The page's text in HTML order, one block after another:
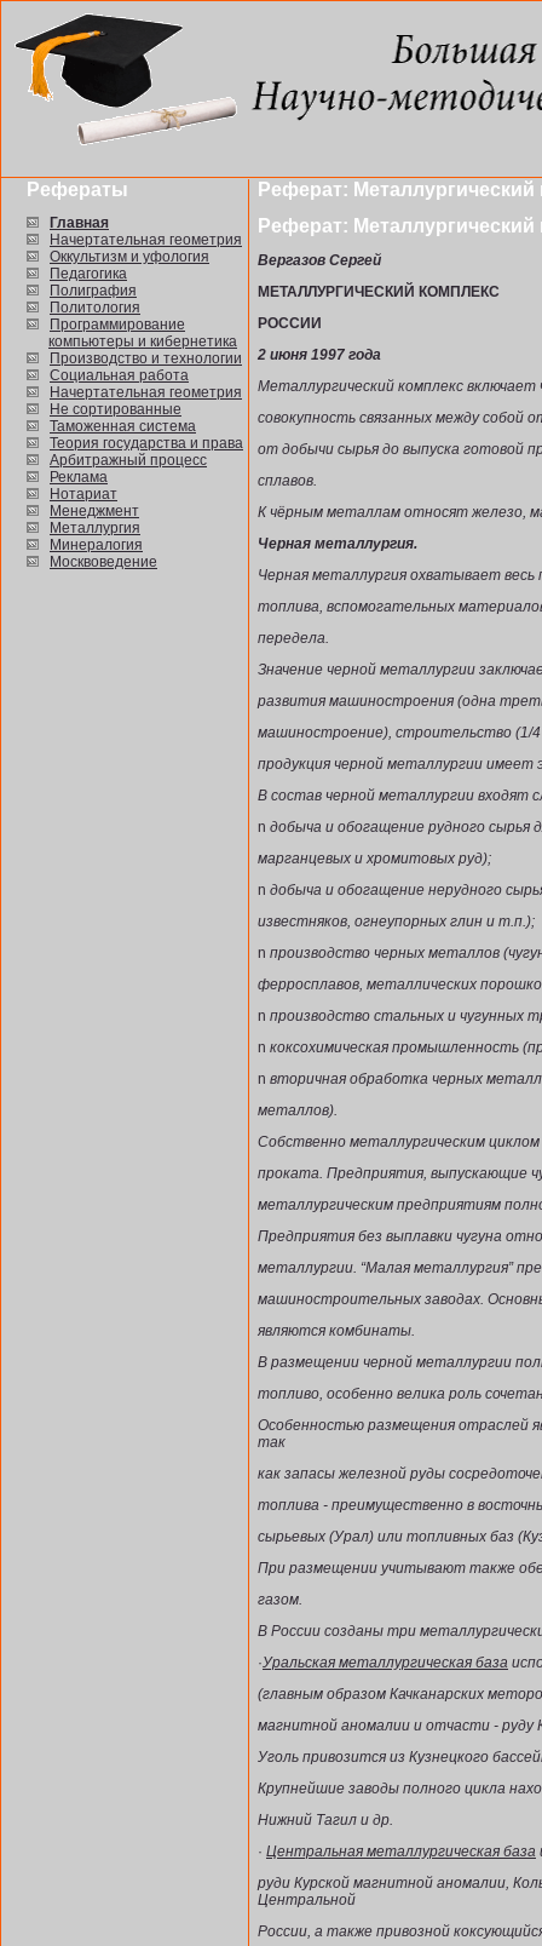
Рефераты
Главная
Начертательная геометрия
Оккультизм и уфология
Педагогика
Полиграфия
Политология
Программирование
компьютеры и кибернетика
Производство и технологии
Социальная работа
Начертательная геометрия
Не сортированные
Таможенная система
Теория государства и права
Арбитражный процесс
Реклама
Нотариат
Менеджмент
Металлургия
Минералогия
Москвоведение
Реферат:
Реферат:
Вергазов Сергей
МЕТАЛЛУРГИЧЕСКИЙ КОМПЛЕКС
РОССИИ
2 июня 1997 года
Металлургический комплекс
совокупность связанных между собой
от добычи сырья до выпуска готовой
сплавов.
К чёрным металлам относят железо,
Черная металлургия.
Черная металлургия охватывает весь
топлива, вспомогательных
передела.
Значение черной металлургии
развития машиностроения (одна
машиностроение), строительство (1/
продукция черной металлургии имеет
В состав черной металлургии входят
n добыча и обогащение рудного сырья
марганцевых и хромитовых руд);
n добыча и обогащение нерудного
известняков, огнеупорных глин и т.п.);
n производство черных металлов
ферросплавов, металлических
n производство стальных и чугунных
n коксохимическая промышленность
n вторичная обработка черных
металлов).
Собственно металлургическим
проката. Предприятия, выпускающие
металлургическим предприятиям
Предприятия без выплавки чугуна
металлургии. “Малая металлургия”
машиностроительных заводах.
являются комбинаты.
В размещении черной металлургии
топливо, особенно велика роль
Особенностью размещения отраслей
так
как запасы железной руды
топлива - преимущественно в
сырьевых (Урал) или топливных баз
При размещении учитывают также
газом.
В России созданы три
·Уральская металлургическая база
(главным образом Качканарских
магнитной аномалии и отчасти - руду
Уголь привозится из Кузнецкого
Крупнейшие заводы полного цикла
Нижний Тагил и др.
· Центральная металлургическая база
руди Курской магнитной аномалии,
Центральной
России, а также привозной